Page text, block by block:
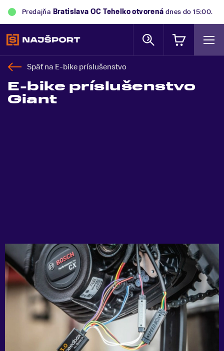
Predajňa Bratislava OC Tehelkootvorená dnes do 15:00.
Späť na E-bike príslušenstvo
E-bike príslušenstvo
Giant